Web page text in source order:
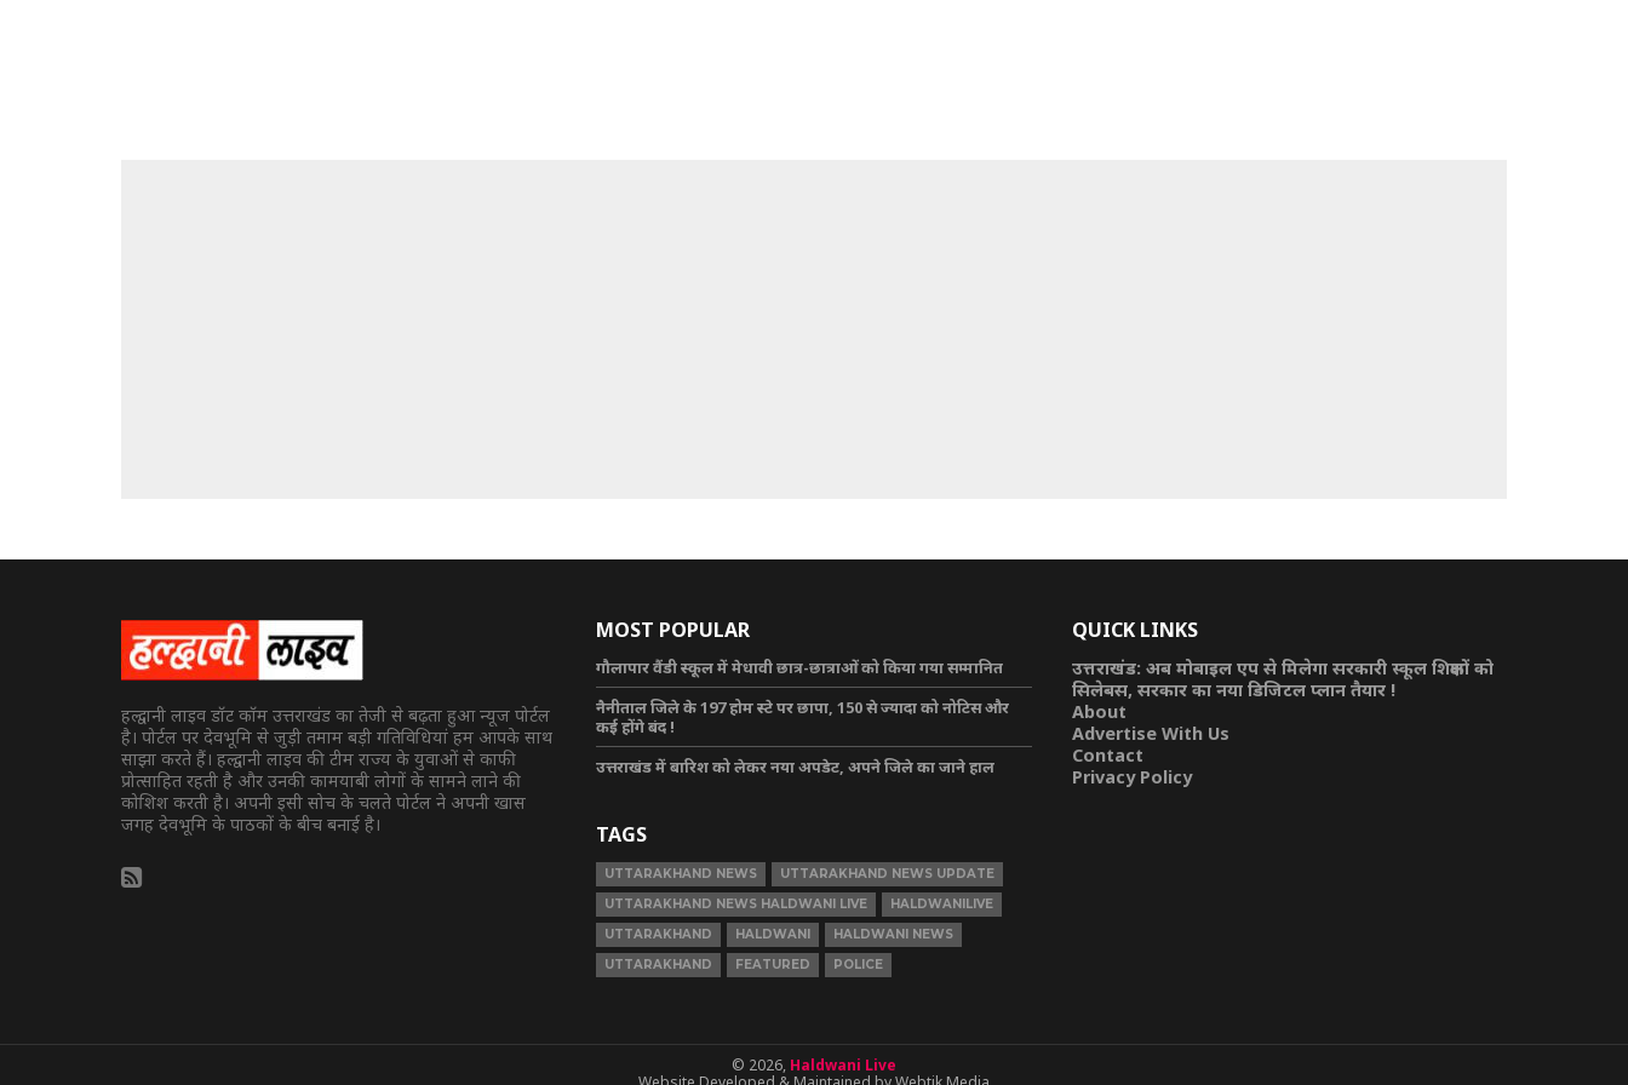
हल्द्वानी लाइव डॉट कॉम उत्तराखंड का तेजी से बढ़ता हुआ न्यूज पोर्टल
है। पोर्टल पर देवभूमि से जुड़ी तमाम बड़ी गतिविधियां हम आपके साथ
साझा करते हैं। हल्द्वानी लाइव की टीम राज्य के युवाओं से काफी
प्रोत्साहित रहती है और उनकी कामयाबी लोगों के सामने लाने की
कोशिश करती है। अपनी इसी सोच के चलते पोर्टल ने अपनी खास
जगह देवभूमि के पाठकों के बीच बनाई है।
MOST POPULAR
गौलापार वैंडी स्कूल में मेधावी छात्र-छात्राओं को किया गया सम्मानित
नैनीताल जिले के 197 होम स्टे पर छापा, 150 से ज्यादा को नोटिस और
कई होंगे बंद !
उत्तराखंड में बारिश को लेकर नया अपडेट, अपने जिले का जाने हाल
QUICK LINKS
उत्तराखंड: अब मोबाइल एप से मिलेगा सरकारी स्कूल शिक्षकों को
सिलेबस, सरकार का नया डिजिटल प्लान तैयार !
About
Advertise With Us
Contact
Privacy Policy
TAGS
UTTARAKHAND NEWS
UTTARAKHAND NEWS UPDATE
UTTARAKHAND NEWS HALDWANI LIVE
HALDWANILIVE
UTTARAKHAND
HALDWANI
HALDWANI NEWS
UTTARAKHAND
FEATURED POLICE
© 2026, Haldwani Live